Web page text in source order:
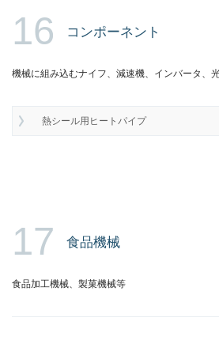
16 コンポーネント
機械に組み込むナイフ、減速機、インバータ、
熱シール用ヒートパイプ
17 食品機械
食品加工機械、製菓機械等